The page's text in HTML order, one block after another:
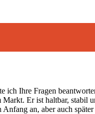
ich Ihre Fragen
Er ist haltbar, stabil
an, aber auch